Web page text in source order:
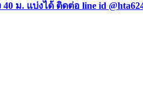
ม. แบ่งได้ ติดต่อ line id